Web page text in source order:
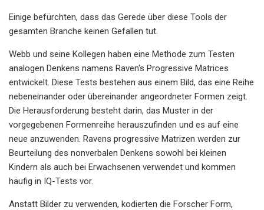
Einige befürchten, dass das Gerede über diese Tools der
gesamten Branche keinen Gefallen tut.
Webb und seine Kollegen haben eine Methode zum Testen
analogen Denkens namens Raven's Progressive Matrices
entwickelt. Diese Tests bestehen aus einem Bild, das eine Reihe
nebeneinander oder übereinander angeordneter Formen zeigt.
Die Herausforderung besteht darin, das Muster in der
vorgegebenen Formenreihe herauszufinden und es auf eine
neue anzuwenden. Ravens progressive Matrizen werden zur
Beurteilung des nonverbalen Denkens sowohl bei kleinen
Kindern als auch bei Erwachsenen verwendet und kommen
häufig in IQ-Tests vor.
Anstatt Bilder zu verwenden, kodierten die Forscher Form,